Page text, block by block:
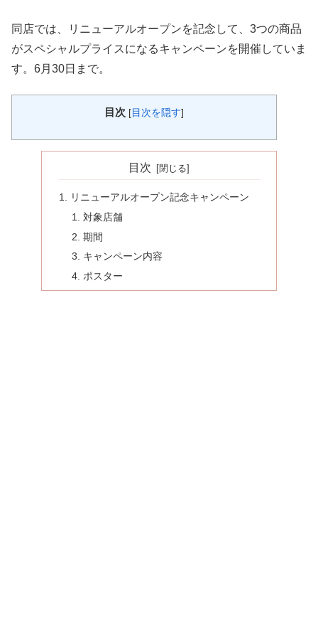
同店では、リニューアルオープンを記念して、3つの商品
がスペシャルプライスになるキャンペーンを開催していま
す。6月30日まで。
目次 [ 目次を隠す]
目次
リニューアルオープン記念キャンペーン
対象店舗
期間
キャンペーン内容
ポスター